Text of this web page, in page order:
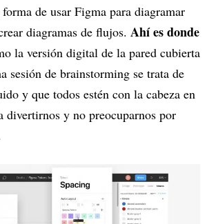
de usar Figma para diagramar
diagramas de flujos. Ahí es donde
la versión digital de la pared cubierta
sesión de brainstorming se trata de
y que todos estén con la cabeza en
divertirnos y no preocuparnos por